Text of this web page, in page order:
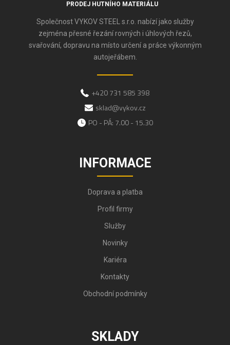
PRODEJ HUTNÍHO MATERIÁLU
Společnost VYKOV STEEL s.r.o. nabízí jako služby
zejména přesné řezání rovných i úhlových řezů,
svařování, dopravu na místo určení a práce výkonným
autojeřábem.
+420 731 585 398
sklad@vykov.cz
PO - PÁ: 7.00 - 15.30
INFORMACE
Doprava a platba
Profil firmy
Služby
Novinky
Kariéra
Kontakty
Obchodní podmínky
SKLADY